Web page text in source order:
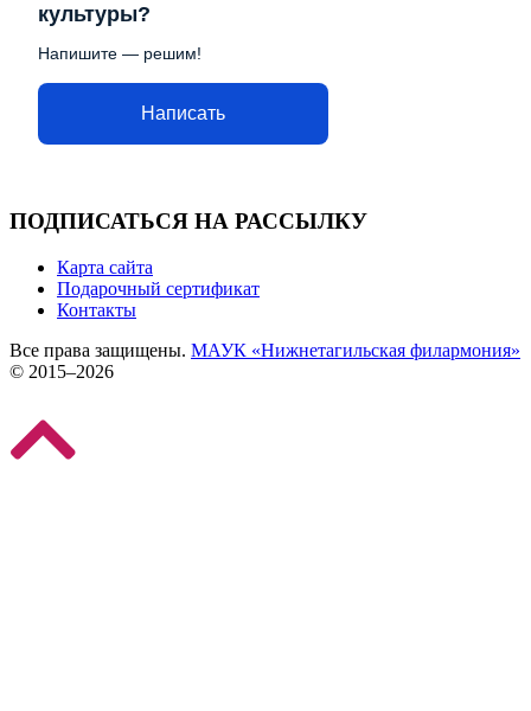
культуры?
Напишите — решим!
Написать
ПОДПИСАТЬСЯ НА РАССЫЛКУ
Карта сайта
Подарочный сертификат
Контакты
Все права защищены. МАУК «Нижнетагильская филармония»
© 2015–2026